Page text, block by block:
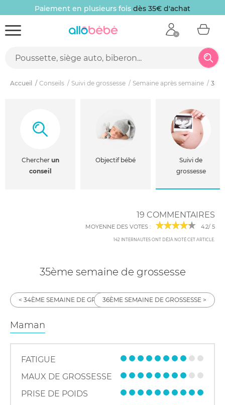
Paiement en plusieurs fois dès 35€ d'achat
Accueil Conseils Suivi de grossesse Semaine après semaine
Chercher un
conseil
Objectif bébé
Suivi de
grossesse
19 COMMENTAIRES
MOYENNE DES VOTES : 4.2/ 5
142 INTERNAUTES ONT DÉJÀ NOTÉ CET ARTICLE.
35ème semaine de grossesse
34ÈME SEMAINE DE GROSSESSE36ÈME SEMAINE DE GROSSESSE
Maman
FATIGUE
MAUX DE GROSSESSE
PRISE DE POIDS